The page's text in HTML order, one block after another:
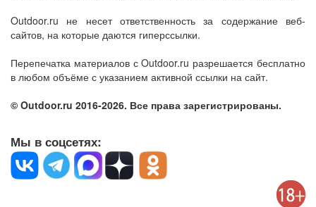
Outdoor.ru не несет ответственность за содержание веб-
сайтов, на которые даются гиперссылки.
Перепечатка материалов с Outdoor.ru разрешается бесплатно
в любом объёме с указанием активной ссылки на сайт.
© Outdoor.ru 2016-2026. Все права зарегистрированы.
Мы в соцсетях: